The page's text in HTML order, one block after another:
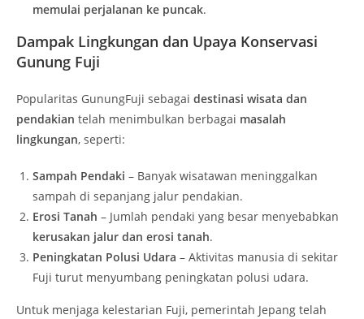
memulai perjalanan ke puncak.
Dampak Lingkungan dan Upaya Konservasi
Gunung Fuji
Popularitas GunungFuji sebagai destinasi wisata dan
pendakian telah menimbulkan berbagai masalah
lingkungan, seperti:
Sampah Pendaki – Banyak wisatawan meninggalkan
sampah di sepanjang jalur pendakian.
Erosi Tanah – Jumlah pendaki yang besar menyebabkan
kerusakan jalur dan erosi tanah.
Peningkatan Polusi Udara – Aktivitas manusia di sekitar
Fuji turut menyumbang peningkatan polusi udara.
Untuk menjaga kelestarian Fuji, pemerintah Jepang telah